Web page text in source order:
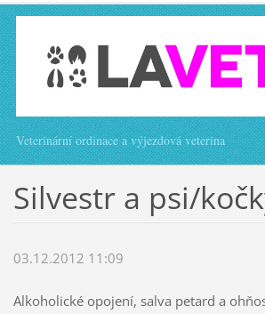
Veterinární ordinace a výjezdová veterina
Silvestr a psi/
03.12.2012 11:09
Alkoholické opojení, salva petard a